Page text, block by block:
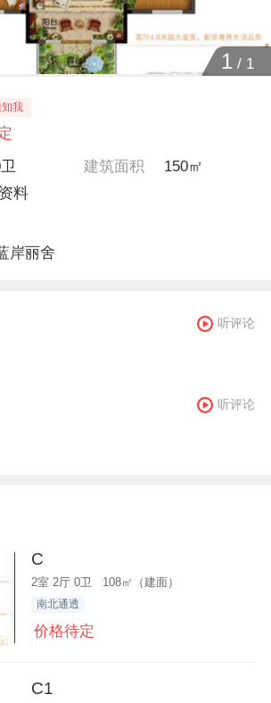
1 / 1
我
建筑面积
150㎡
料
岸丽舍
听评论
听评论
C
2室 2厅 0卫 108㎡（建面）
南北通透
价格待定
C1